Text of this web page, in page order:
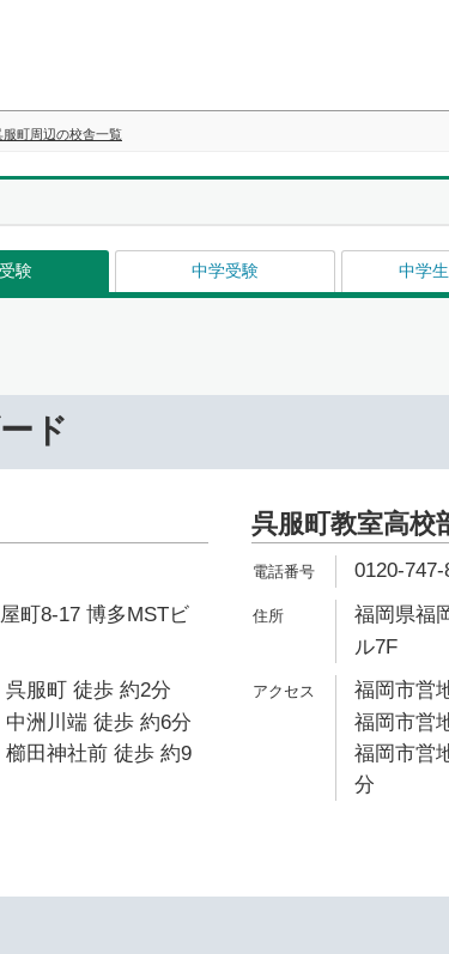
服町周辺の校舎一覧
験 中学受験 中学
ド
町8-17 博多MSTビ
服町 徒歩 約2分
洲川端 徒歩 約6分
田神社前 徒歩 約9
呉服町教室高校
0120-747-
福岡県福
ル7F
福岡市営
福岡市営
福岡市営
分